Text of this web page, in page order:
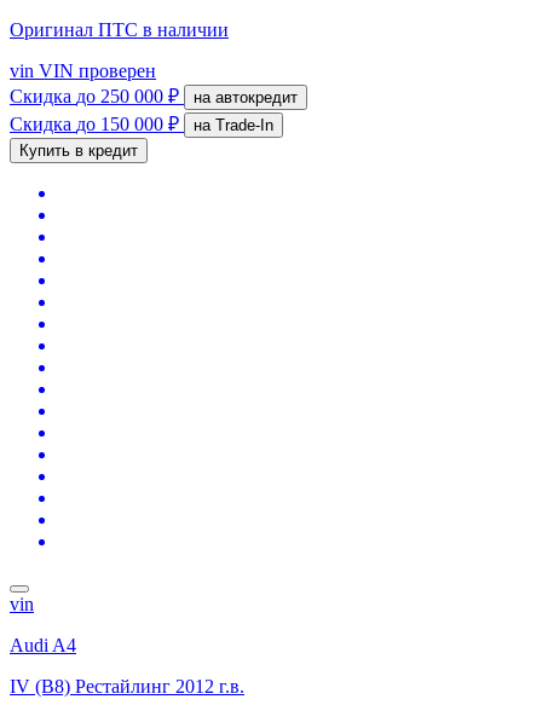
Оригинал ПТС в наличии
vin VIN проверен
Скидка до 250 000 ₽ на автокредит
Скидка до 150 000 ₽
на Trade-In
Купить в кредит
vin
Audi A4
IV (B8) Рестайлинг 2012 г.в.